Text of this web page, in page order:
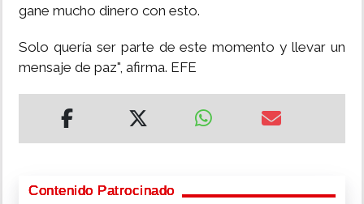
gane mucho dinero con esto.
Solo quería ser parte de este momento y llevar un
mensaje de paz", afirma. EFE
Contenido Patrocinado